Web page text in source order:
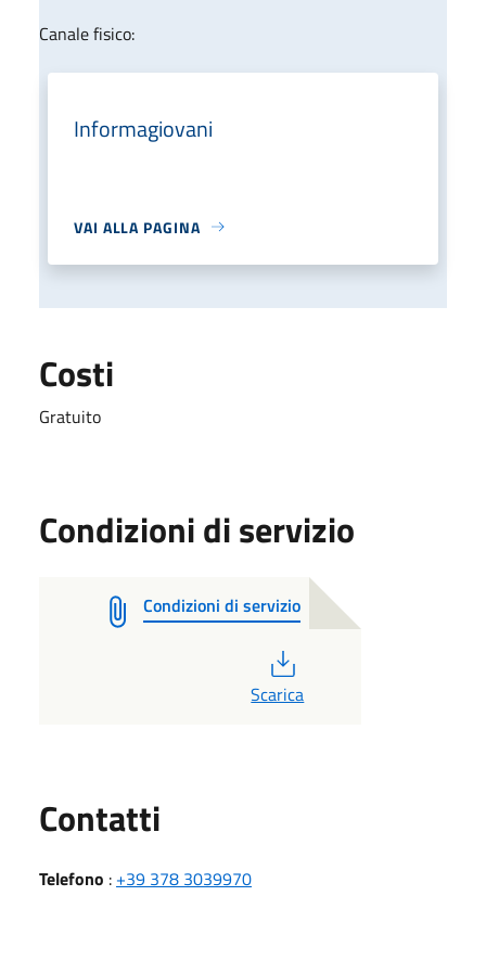
Canale fisico:
Informagiovani
VAI ALLA PAGINA
Costi
Gratuito
Condizioni di servizio
Condizioni di servizio
Scarica
Contatti
Telefono : +39 378 3039970